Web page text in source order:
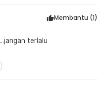
Membantu (1)
terlalu